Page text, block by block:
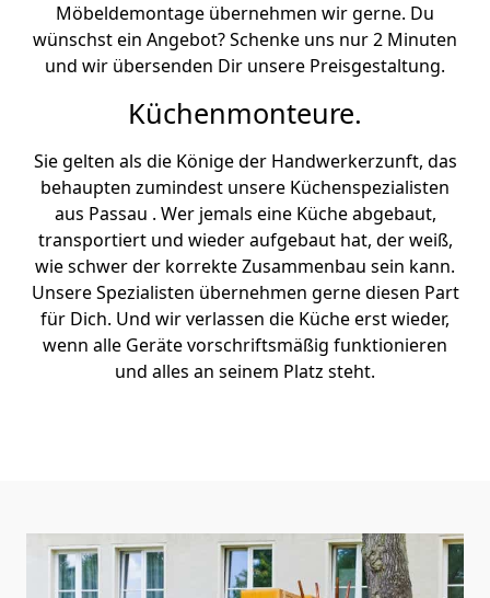
Möbeldemontage übernehmen wir gerne. Du
wünschst ein Angebot? Schenke uns nur 2 Minuten
und wir übersenden Dir unsere Preisgestaltung.
Küchenmonteure.
Sie gelten als die Könige der Handwerkerzunft, das
behaupten zumindest unsere Küchenspezialisten
aus Passau . Wer jemals eine Küche abgebaut,
transportiert und wieder aufgebaut hat, der weiß,
wie schwer der korrekte Zusammenbau sein kann.
Unsere Spezialisten übernehmen gerne diesen Part
für Dich. Und wir verlassen die Küche erst wieder,
wenn alle Geräte vorschriftsmäßig funktionieren
und alles an seinem Platz steht.